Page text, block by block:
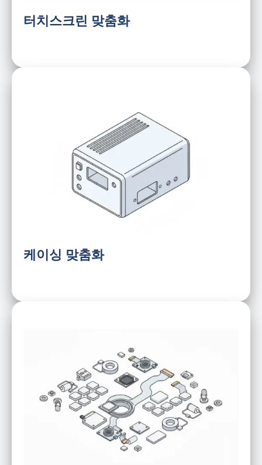
터치스크린 맞춤화방파 설계
케이싱 맞춤화
크기와 형태
금속 및 플라스틱
방진 설계
버튼 및 I/O 레이아웃
실크 스크리닝
통신 요구사항
센서 모듈
카메라 모듈
커넥터
커넥터 및 하니스
전원 관리